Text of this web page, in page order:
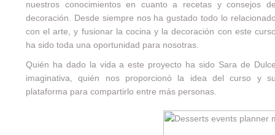
nuestros conocimientos en cuanto a recetas y consejos
decoración. Desde siempre nos ha gustado todo lo
con el arte, y fusionar la cocina y la decoración con este
ha sido toda una oportunidad para nosotras.
Quién ha dado la vida a este proyecto ha sido Sara de
imaginativa , quién nos proporcionó la idea del curso y
plataforma para compartirlo entre más personas.